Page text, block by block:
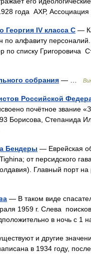
года АХР,
Георгия IV класса С —
по алфавиту
списку Григоровича
собрания — …
Российской
почётное звание
Борисова, Степанида
Бендеры — Еврейская
от персидского
Главный порт
— В таком виде
1959 г. Слева
в ночь с 1
и другие
в 1934 году,